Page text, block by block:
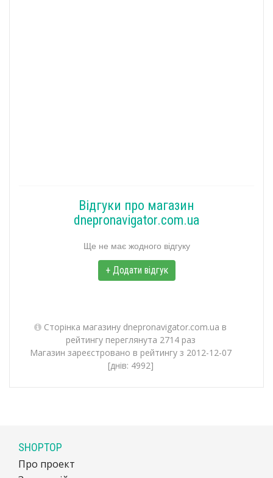
Відгуки про магазин
dnepronavigator.com.ua
Ще не має жодного відгуку
+ Додати відгук
Сторінка магазину dnepronavigator.com.ua в
рейтингу переглянута 2714 раз
Магазин зареєстровано в рейтингу з 2012-12-07
[днів: 4992]
SHOPTOP
Про проект